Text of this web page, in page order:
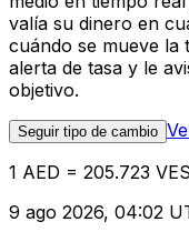
valía su dinero en
cuándo se mueve la
alerta de tasa y le
objetivo.
Seguir tipo de cambio
1 AED = 205.723 VES
9 ago 2026, 04:02